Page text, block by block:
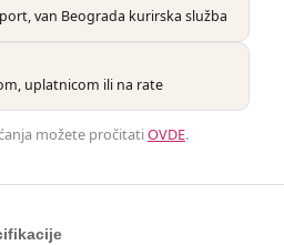
van Beograda kurirska služba
uplatnicom ili na rate
možete pročitatiOVDE.